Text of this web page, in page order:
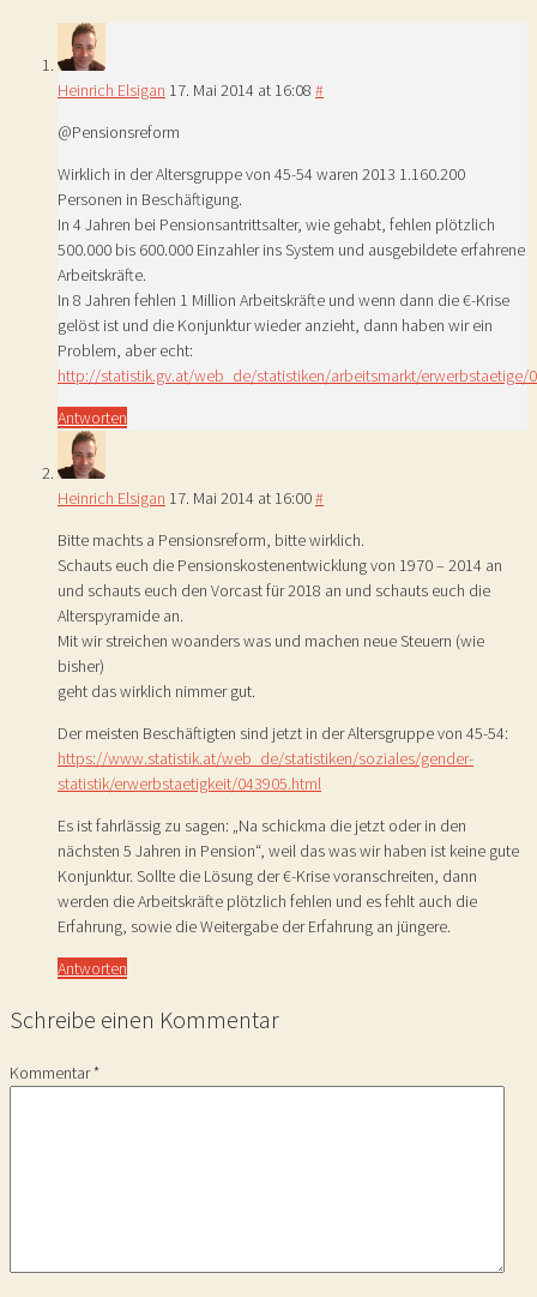
Heinrich Elsigan 17. Mai 2014 at 16:08 #
@Pensionsreform
Wirklich in der Altersgruppe von 45-54 waren 2013 1.160.200
Personen in Beschäftigung.
In 4 Jahren bei Pensionsantrittsalter, wie gehabt, fehlen plötzlich
500.000 bis 600.000 Einzahler ins System und ausgebildete erfahrene
Arbeitskräfte.
In 8 Jahren fehlen 1 Million Arbeitskräfte und wenn dann die €-Krise
gelöst ist und die Konjunktur wieder anzieht, dann haben wir ein
Problem, aber echt:
http://statistik.gv.at/web_de/statistiken/arbeitsmarkt/erwerbstaetige/
Antworten
Heinrich Elsigan 17. Mai 2014 at 16:00#
Bitte machts a Pensionsreform, bitte wirklich.
Schauts euch die Pensionskostenentwicklung von 1970 – 2014 an
und schauts euch den Vorcast für 2018 an und schauts euch die
Alterspyramide an.
Mit wir streichen woanders was und machen neue Steuern (wie
bisher)
geht das wirklich nimmer gut.
Der meisten Beschäftigten sind jetzt in der Altersgruppe von 45-54:
https://www.statistik.at/web_de/statistiken/soziales/gender-
statistik/erwerbstaetigkeit/043905.html
Es ist fahrlässig zu sagen: „Na schickma die jetzt oder in den
nächsten 5 Jahren in Pension“, weil das was wir haben ist keine gute
Konjunktur. Sollte die Lösung der €-Krise voranschreiten, dann
werden die Arbeitskräfte plötzlich fehlen und es fehlt auch die
Erfahrung, sowie die Weitergabe der Erfahrung an jüngere.
Antworten
Schreibe einen Kommentar
Kommentar*